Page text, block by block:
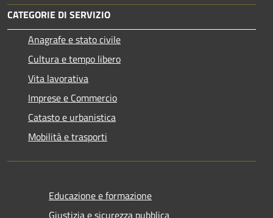
CATEGORIE DI SERVIZIO
Anagrafe e stato civile
Cultura e tempo libero
Vita lavorativa
Imprese e Commercio
Catasto e urbanistica
Mobilità e trasporti
Educazione e formazione
Giustizia e sicurezza pubblica